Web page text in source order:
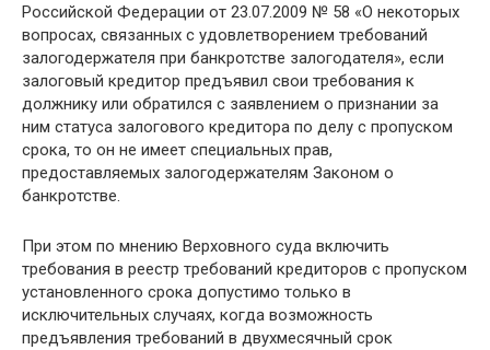
Российской Федерации от 23.07.2009 № 58 «О некоторых
вопросах, связанных с удовлетворением требований
залогодержателя при банкротстве залогодателя», если
залоговый кредитор предъявил свои требования к
должнику или обратился с заявлением о признании за
ним статуса залогового кредитора по делу с пропуском
срока, то он не имеет специальных прав,
предоставляемых залогодержателям Законом о
банкротстве.
При этом по мнению Верховного суда включить
требования в реестр требований кредиторов с пропуском
установленного срока допустимо только в
исключительных случаях, когда возможность
предъявления требований в двухмесячный срок